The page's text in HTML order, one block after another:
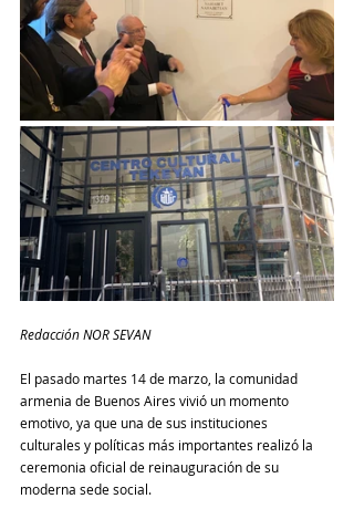
Redacción NOR SEVAN
El pasado martes 14 de marzo, la comunidad
armenia de Buenos Aires vivió un momento
emotivo, ya que una de sus instituciones
culturales y políticas más importantes realizó la
ceremonia oficial de reinauguración de su
moderna sede social.